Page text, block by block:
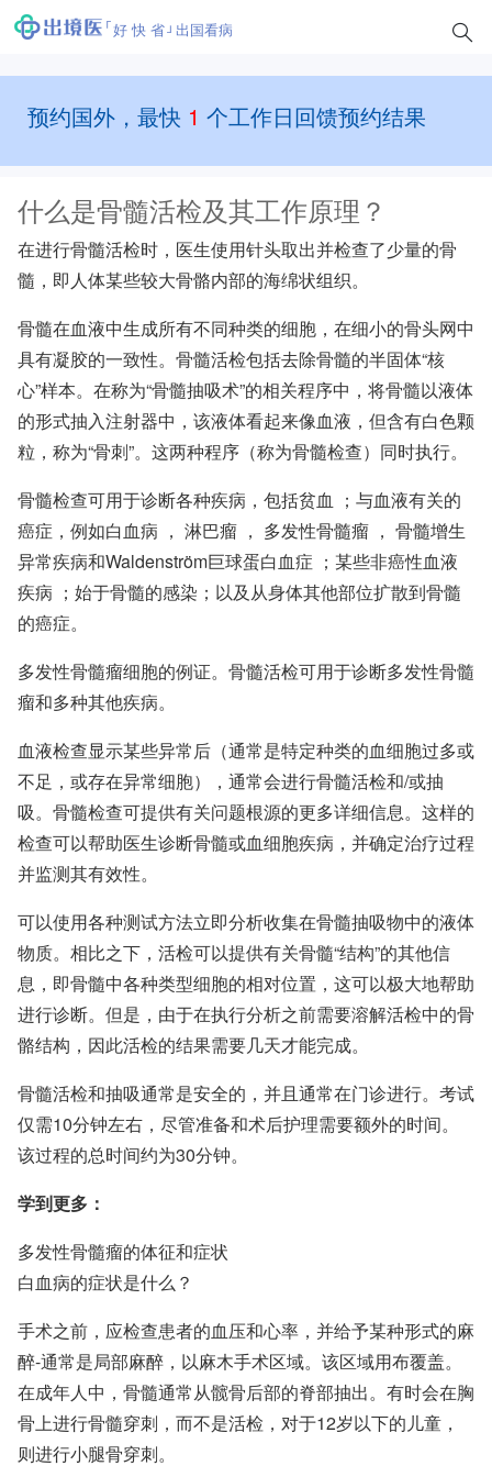
好 快 省 出国看病
预约国外，最快 1 个工作日回馈预约结果
什么是骨髓活检及其工作原理？
在进行骨髓活检时，医生使用针头取出并检查了少量的骨
髓，即人体某些较大骨骼内部的海绵状组织。
骨髓在血液中生成所有不同种类的细胞，在细小的骨头网中
具有凝胶的一致性。骨髓活检包括去除骨髓的半固体“核
心”样本。在称为“骨髓抽吸术”的相关程序中，将骨髓以液体
的形式抽入注射器中，该液体看起来像血液，但含有白色颗
粒，称为“骨刺”。这两种程序（称为骨髓检查）同时执行。
骨髓检查可用于诊断各种疾病，包括贫血
；与血液有关的
癌症，例如白血病 ， 淋巴瘤 ， 多发性骨髓瘤 ， 骨髓增生
异常疾病和Waldenström巨球蛋白血症 ；某些非癌性血液
疾病 ；始于骨髓的感染；以及从身体其他部位扩散到骨髓
的癌症。
多发性骨髓瘤细胞的例证。骨髓活检可用于诊断多发性骨髓
瘤和多种其他疾病。
血液检查显示某些异常后（通常是特定种类的血细胞过多或
不足，或存在异常细胞），通常会进行骨髓活检和/或抽
吸。骨髓检查可提供有关问题根源的更多详细信息。这样的
检查可以帮助医生诊断骨髓或血细胞疾病，并确定治疗过程
并监测其有效性。
可以使用各种测试方法立即分析收集在骨髓抽吸物中的液体
物质。相比之下，活检可以提供有关骨髓“结构”的其他信
息，即骨髓中各种类型细胞的相对位置，这可以极大地帮助
进行诊断。但是，由于在执行分析之前需要溶解活检中的骨
骼结构，因此活检的结果需要几天才能完成。
骨髓活检和抽吸通常是安全的，并且通常在门诊进行。考试
仅需10分钟左右，尽管准备和术后护理需要额外的时间。
该过程的总时间约为30分钟。
学到更多：
多发性骨髓瘤的体征和症状
白血病的症状是什么？
手术之前，应检查患者的血压和心率，并给予某种形式的麻
醉-通常是局部麻醉，以麻木手术区域。该区域用布覆盖。
在成年人中，骨髓通常从髋骨后部的脊部抽出。有时会在胸
骨上进行骨髓穿刺，而不是活检，对于12岁以下的儿童，
则进行小腿骨穿刺。